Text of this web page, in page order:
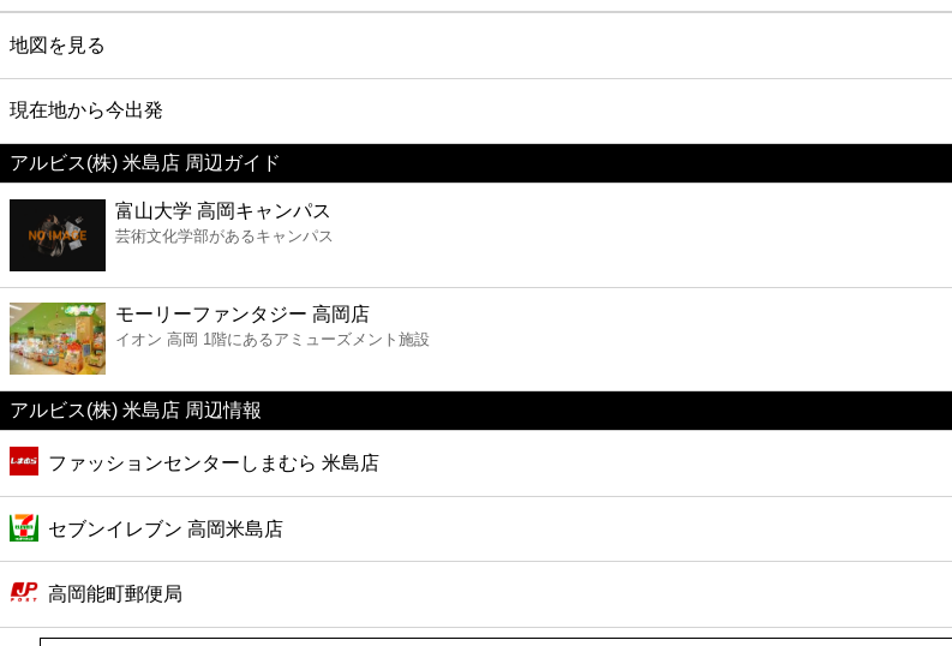
グルメ
映画
美容
コンビニ
薬局
スーパー
エンタメ
レジャー
書店
ファミレス
地図を見る
現在地から今出発
アルビス(株) 米島店 周辺ガイド
富山大学 高岡キャンパス
芸術文化学部があるキャンパス
モーリーファンタジー 高岡店
イオン 高岡 1階にあるアミューズメント施設
アルビス(株) 米島店 周辺情報
ファッションセンターしまむら 米島店
セブンイレブン 高岡米島店
高岡能町郵便局